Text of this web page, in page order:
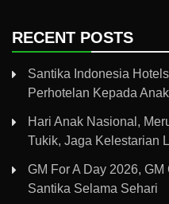
RECENT POSTS
Santika Indonesia
Perhotelan Kepada
Hari Anak Nasional,
Tukik, Jaga Kelestarian
GM For A Day 2026,
Santika Selama Sehari